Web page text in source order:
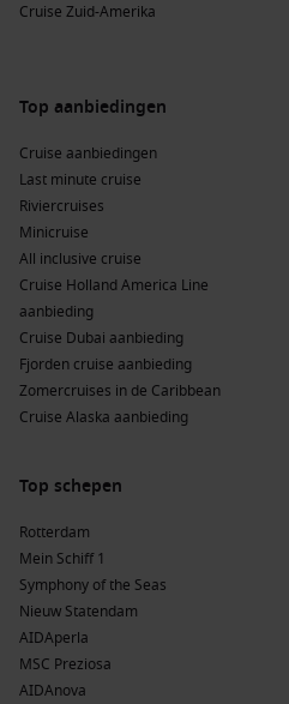
Cruise Zuid-Amerika
Top aanbiedingen
Cruise aanbiedingen
Last minute cruise
Riviercruises
Minicruise
All inclusive cruise
Cruise Holland America Line
aanbieding
Cruise Dubai aanbieding
Fjorden cruise aanbieding
Zomercruises in de Caribbean
Cruise Alaska aanbieding
Top schepen
Rotterdam
Mein Schiff 1
Symphony of the Seas
Nieuw Statendam
AIDAperla
MSC Preziosa
AIDAnova